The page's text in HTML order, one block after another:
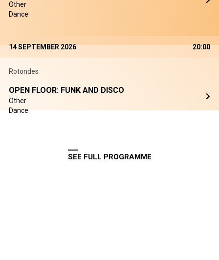
Other
Dance
14 SEPTEMBER 2026 20:00
Rotondes
OPEN FLOOR: FUNK AND DISCO
Other
Dance
SEE FULL PROGRAMME